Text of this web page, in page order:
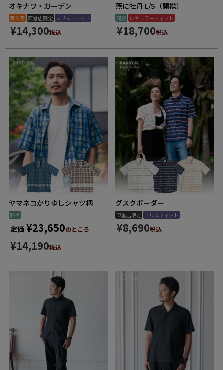
オキナワ・ガーデン
再入荷 直営店限定 スリムフィット
¥14,300税込
燕に牡丹 L/S（開襟）
開襟 レギュラーフィット
¥18,700税込
ヤマネコかりゆしシャツ柄
開襟
定価 ¥23,650のところ
¥14,190税込
グスクボーダー
直営店限定 スリムフィット
¥8,690税込